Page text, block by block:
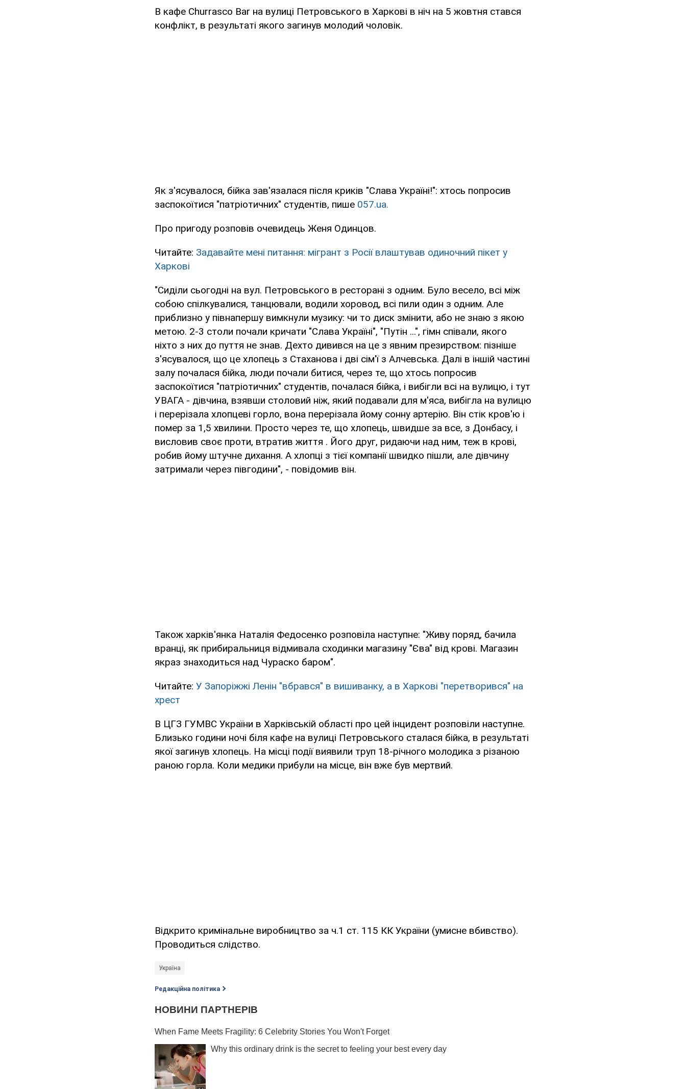
В кафе Сhurrasco Bar на вулиці Петровського в Харкові в ніч на 5 жовтня стався
конфлікт, в результаті якого загинув молодий чоловік.
Як з'ясувалося, бійка зав'язалася після криків "Слава Україні!": хтось попросив
заспокоїтися "патріотичних" студентів, пише 057.ua.
Про пригоду розповів очевидець Женя Одинцов.
Читайте: Задавайте мені питання: мігрант з Росії влаштував одиночний пікет у
Харкові
"Сиділи сьогодні на вул. Петровського в ресторані з одним. Було весело, всі між
собою спілкувалися, танцювали, водили хоровод, всі пили один з одним. Але
приблизно у півнапершу вимкнули музику: чи то диск змінити, або не знаю з якою
метою. 2-3 столи почали кричати "Слава Україні", "Путін ...", гімн співали, якого
ніхто з них до пуття не знав. Дехто дивився на це з явним презирством: пізніше
з'ясувалося, що це хлопець з Стаханова і дві сім'ї з Алчевська. Далі в іншій частині
залу почалася бійка, люди почали битися, через те, що хтось попросив
заспокоїтися "патріотичних" студентів, почалася бійка, і вибігли всі на вулицю, і тут
УВАГА - дівчина, взявши столовий ніж, який подавали для м'яса, вибігла на вулицю
і перерізала хлопцеві горло, вона перерізала йому сонну артерію. Він стік кров'ю і
помер за 1,5 хвилини. Просто через те, що хлопець, швидше за все, з Донбасу, і
висловив своє проти, втратив життя . Його друг, ридаючи над ним, теж в крові,
робив йому штучне дихання. А хлопці з тієї компанії швидко пішли, але дівчину
затримали через півгодини", - повідомив він.
Також харків'янка Наталія Федосенко розповіла наступне: "Живу поряд, бачила
вранці, як прибиральниця відмивала сходинки магазину "Єва" від крові. Магазин
якраз знаходиться над Чураско баром".
Читайте: У Запоріжжі Ленін "вбрався" в вишиванку, а в Харкові "перетворився" на
хрест
В ЦГЗ ГУМВС України в Харківській області про цей інцидент розповіли наступне.
Близько години ночі біля кафе на вулиці Петровського сталася бійка, в результаті
якої загинув хлопець. На місці події виявили труп 18-річного молодика з різаною
раною горла. Коли медики прибули на місце, він вже був мертвий.
Відкрито кримінальне виробництво за ч.1 ст. 115 КК України (умисне вбивство).
Проводиться слідство.
Україна
Редакційна політика